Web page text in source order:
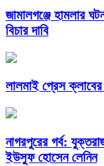
জামালগঞ্জে হামলার
বিচার দাবি
লালমাই প্রেস ক্লাবের
নাগরপুরের গর্ব:
ইউসুফ হোসেন লেনিন